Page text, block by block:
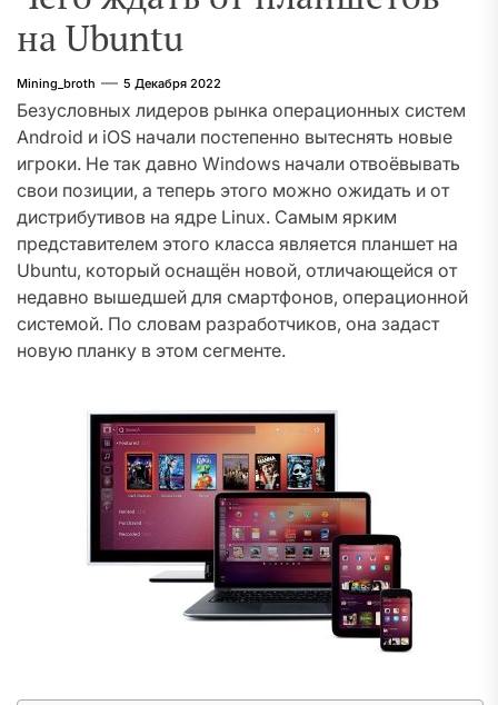
на Ubuntu
Mining_broth 5 Декабря 2022
Безусловных лидеров рынка операционных систем
Android и iOS начали постепенно вытеснять новые
игроки. Не так давно Windows начали отвоёвывать
свои позиции, а теперь этого можно ожидать и от
дистрибутивов на ядре Linux. Самым ярким
представителем этого класса является планшет на
Ubuntu, который оснащён новой, отличающейся от
недавно вышедшей для смартфонов, операционной
системой. По словам разработчиков, она задаст
новую планку в этом сегменте.